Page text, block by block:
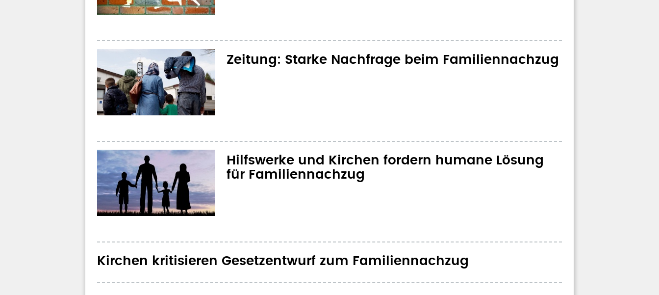
Zeitung: Starke Nachfrage beim Familiennachzug
Hilfswerke und Kirchen fordern humane Lösung
für Familiennachzug
Kirchen kritisieren Gesetzentwurf zum Familiennachzug